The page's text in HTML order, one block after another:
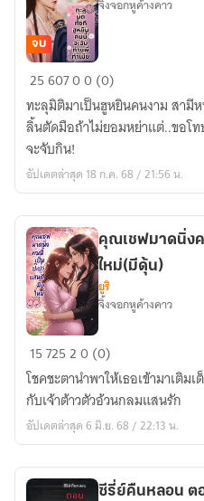
ทะลุ
ทั้ง
ที
ฮู
หยิน
นี้
จะ
จับ
ท่าน
พี่
ทำ
เมีย
จบ
จิ้งจอกหูค้างคาว
2560700 (0)
ทะลุมิติมาเป็นฮูหยินคนงาม สามี
ลิ้นตัดมือถ้าไม่ยอมหย่าแต่..ขอโ
จะจับกิน!
อัปเดตล่าสุด 18 ก.ค. 68 / 21:56 น.
คุณ
เชฟ
มาด
นิ่ง
คน
เป็น
คุณเชฟมาดนิ่ง
ใหม่(มีดุ้น)
ยูริ
จิ้งจอกหูค้างคาว
1572520 (0)
โชคชะตานำพาให้เธอเข้ามาเติม
กับเจ้าต้าวตัวอ้วนกลมแสนรัก
อัปเดตล่าสุด 6 มิ.ย. 68 / 22:13 น.
ซีรี่ย์คืนหลอน ต